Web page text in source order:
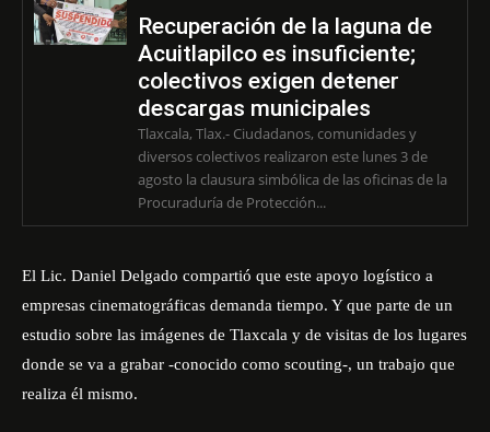
Recuperación de la laguna de
Acuitlapilco es insuficiente;
colectivos exigen detener
descargas municipales
Tlaxcala, Tlax.- Ciudadanos, comunidades y
diversos colectivos realizaron este lunes 3 de
agosto la clausura simbólica de las oficinas de la
Procuraduría de Protección...
El Lic. Daniel Delgado compartió que este apoyo logístico a
empresas cinematográficas demanda tiempo. Y que parte de un
estudio sobre las imágenes de Tlaxcala y de visitas de los lugares
donde se va a grabar -conocido como scouting-, un trabajo que
realiza él mismo.